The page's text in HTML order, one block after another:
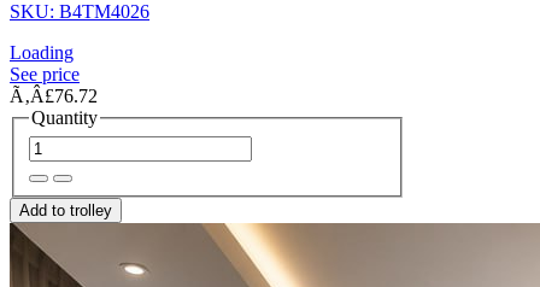
SKU: B4TM4026
Loading
See price
Ã‚Â£76.72
Quantity
Add to trolley